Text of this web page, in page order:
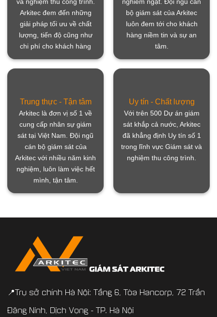
Arkitec đem đến những
giải pháp tối ưu về chất
lượng, tiến độ cũng như
chi phí cho khách hàng
bộ giám sát của Arkitec
luôn đem tới cho khách
hàng niềm tin và sự an
tâm.
Trung thực - Tận tâm
Arkitec là đơn vị số 1 về
cung cấp nhân sự giám
sát tại Việt Nam. Đội ngũ
cán bộ giám sát của
Arkitec với nhiều năm kinh
nghiệm, luôn làm việc hết
mình, tận tâm.
Uy tín - Chất lượng
Với trên 500 Dự án giám
sát khắp cả nước, Arkitec
đã khẳng định Uy tín số 1
trong lĩnh vực Giám sát và
nghiệm thu công trình.
📍Trụ sở chính Hà Nội: Tầng 6, Tòa Hancorp, 72 Trần
Đăng Ninh, Dịch Vọng - TP. Hà Nội